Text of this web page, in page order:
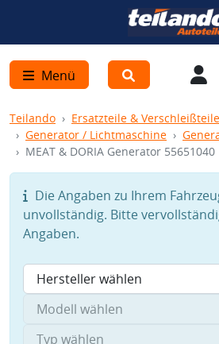
Menü
Teilando Ersatzteile & Verschleißteile
Generator / Lichtmaschine
MEAT & DORIA Generator 55651040
Die Angaben zu Ihrem
unvollständig. Bitte
Angaben.